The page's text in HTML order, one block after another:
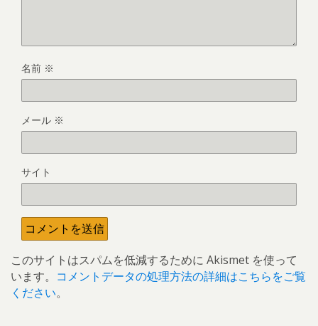
名前 ※
メール ※
サイト
このサイトはスパムを低減するために Akismet を使って
います。 コメントデータの処理方法の詳細はこちらをご覧
ください。